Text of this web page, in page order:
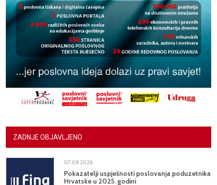
ZADNJE OBJAVLJENO
07.08.2026.
Pokazatelji uspješnosti poslovanja poduzetnika
Hrvatske u 2025. godini